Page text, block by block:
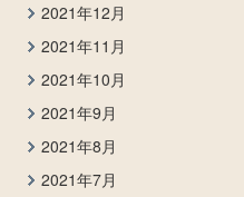
2021年12月
2021年11月
2021年10月
2021年9月
2021年8月
2021年7月